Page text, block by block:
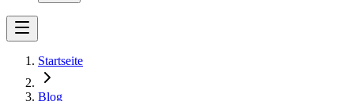
Startseite
Blog